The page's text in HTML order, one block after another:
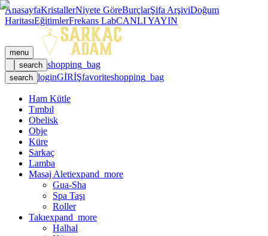
AnasayfaKristallerNiyete GöreBurçlarŞifa ArşiviDoğum
HaritasıEğitimlerFrekans LabCANLI YAYIN
menu
search shopping_bag
search loginGİRİŞfavoriteshopping_bag
Ham Kütle
Tımbıl
Obelisk
Obje
Küre
Sarkaç
Lamba
Masaj Aletiexpand_more
Gua-Sha
Spa Taşı
Roller
Takıexpand_more
Halhal